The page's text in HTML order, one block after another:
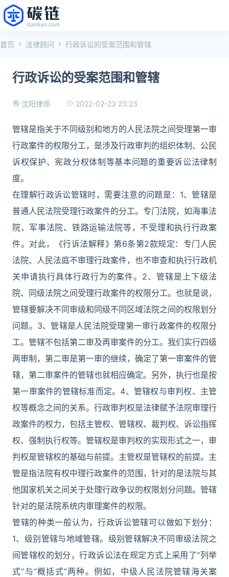
首页 法律顾问 行政诉讼的受案范围和管辖
行政诉讼的受案范围和管辖
沈阳律师 2022-02-23 23:23
管辖是指关于不同级别和地方的人民法院之间受理第一审
行政案件的权限分工，是涉及行政审判的组织体制、公民
诉权保护、宪政分权体制等基本问题的重要诉讼法律制
度。
在理解行政诉讼管辖时，需要注意的问题是：1、管辖是
普通人民法院受理行政案件的分工。专门法院，如海事法
院、军事法院、铁路运输法院等，不受理和执行行政案
件。对此，《行诉法解释》第6条第2款规定：专门人民
法院、人民法庭不审理行政案件，也不审查和执行行政机
关申请执行具体行政行为的案件。2、管辖是上下级法
院、同级法院之间受理行政案件的权限分工。也就是说，
管辖要解决不同审级和同级不同区域法院之间的权限划分
问题。3、管辖是人民法院受理第一审行政案件的权限分
工。管辖不包括第二审及再审案件的分工。我们实行四级
两审制，第二审是第一审的继续，确定了第一审案件的管
辖，第二审案件的管辖也就相应确定。另外，执行也是按
第一审案件的管辖标准而定。4、管辖权与审判权、主管
权等概念之间的关系。行政审判权是法律赋予法院审理行
政案件的权力，包括主管权、管辖权、裁判权、诉讼指挥
权、强制执行权等。管辖权是审判权的实现形式之一，审
判权是管辖权的基础与前提。主管权是管辖权的前提。主
管是指法院有权中理行政案件的范围，针对的是法院与其
他国家机关之间关于处理行政争议的权限划分问题。管辖
针对的是法院系统内审理案件的权限。
管辖的种类一般认为，行政诉讼管辖可以做如下划分：
1、级别管辖与地域管辖。级别管辖解决不同审级法院之
间管辖权的划分，行政诉讼法在规定方式上采用了“列举
式”与“概括式”两种。例如，中级人民法院管辖海关案